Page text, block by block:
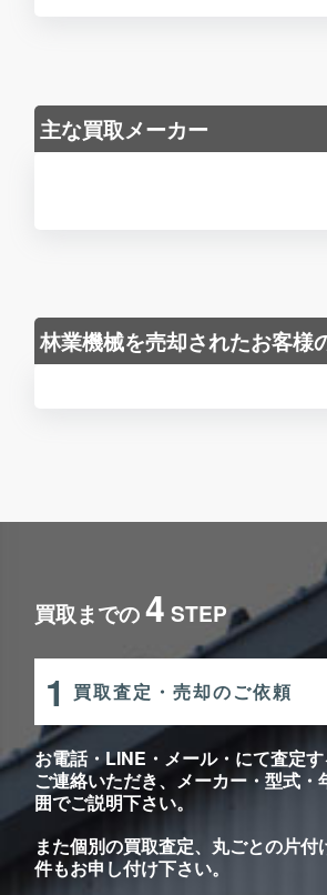
主な買取メーカー
林業機械を売却されたお客様
買取までの4 STEP
1 買取査定・売却のご依頼
お電話・LINE・メール・にて査定
ご連絡いただき、メーカー・型式・
囲でご説明下さい。
また個別の買取査定、丸ごとの片付
件もお申し付け下さい。